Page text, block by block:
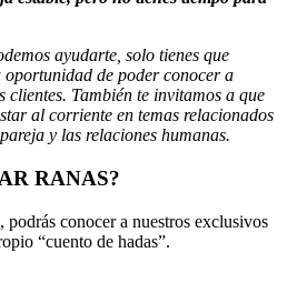
ayudarte, solo tienes que
de poder conocer a
clientes. También te invitamos a que
al corriente en temas relacionados
y las relaciones humanas.
RANAS?
conocer a nuestros exclusivos
“cuento de hadas”.